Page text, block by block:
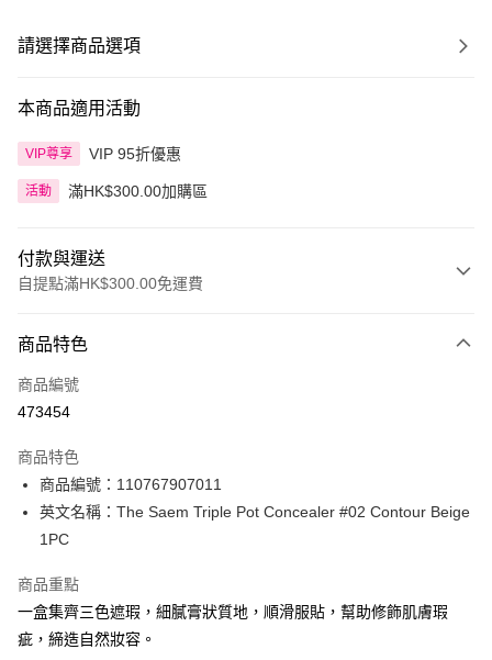
請選擇商品選項
本商品適用活動
VIP尊享 VIP 95折優惠
活動 滿HK$300.00加購區
付款與運送
自提點滿HK$300.00免運費
信用卡
Apple Pay
PayMe
WeChat Pay
送貨方式
順豐自助櫃 - 確認發貨後1-3個工作天送達
商品特色
商品編號
473454
商品特色
商品編號：110767907011
英文名稱：The Saem Triple Pot Concealer #02 Contour Beige
1PC
商品重點
一盒集齊三色遮瑕，細膩膏狀質地，順滑服貼，幫助修飾肌膚瑕
疵，締造自然妝容。